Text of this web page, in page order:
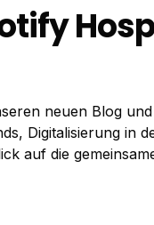
neuen Blog
Digitalisierung in
auf die